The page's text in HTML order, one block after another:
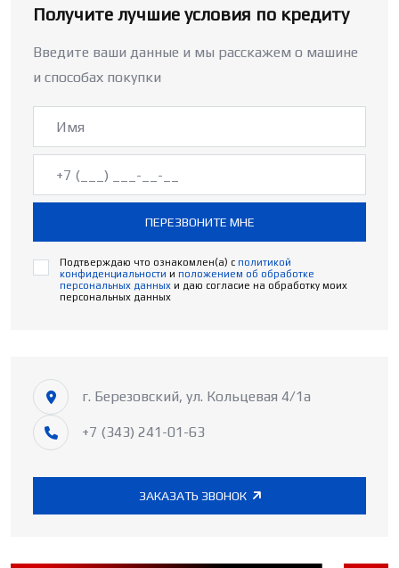
Получите лучшие условия по кредиту
Введите ваши данные и мы расскажем о машине
и способах покупки
ПЕРЕЗВОНИТЕ МНЕ
Подтверждаю что ознакомлен(а) с политикой
конфиденциальности и положением об обработке
персональных данных и даю согласие на обработку моих
персональных данных
г. Березовский, ул. Кольцевая 4/1а
+7 (343) 241-01-63
ЗАКАЗАТЬ ЗВОНОК